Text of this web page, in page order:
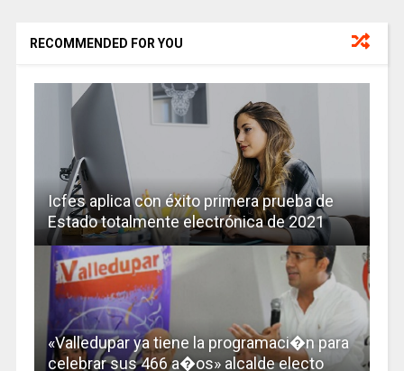
RECOMMENDED FOR YOU
Icfes aplica con éxito primera prueba de
Estado totalmente electrónica de 2021
«Valledupar ya tiene la programaci�n para
celebrar sus 466 a�os» alcalde electo